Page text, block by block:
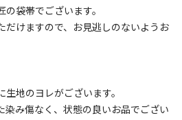
の袋帯でございます。
だけますので、お見逃しのないようお
地のヨレがございます。
染み傷なく、状態の良いお品でござい